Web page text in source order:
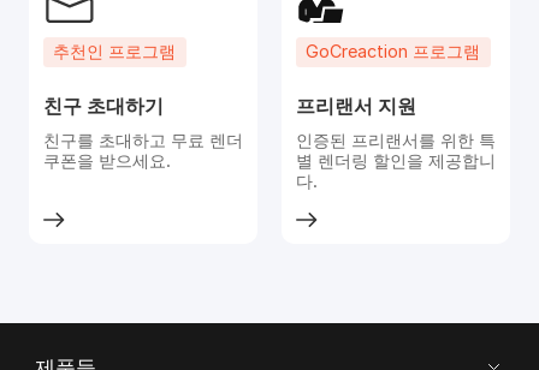
추천인 프로그램
친구 초대하기
친구를 초대하고 무료 렌더
쿠폰을 받으세요.
GoCreaction 프로그램
프리랜서 지원
인증된 프리랜서를 위한 특
별 렌더링 할인을 제공합니
다.